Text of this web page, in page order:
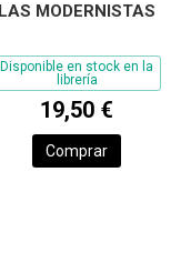
LAS MODERNISTAS
Disponible en stock en la
librería
19,50 €
Comprar